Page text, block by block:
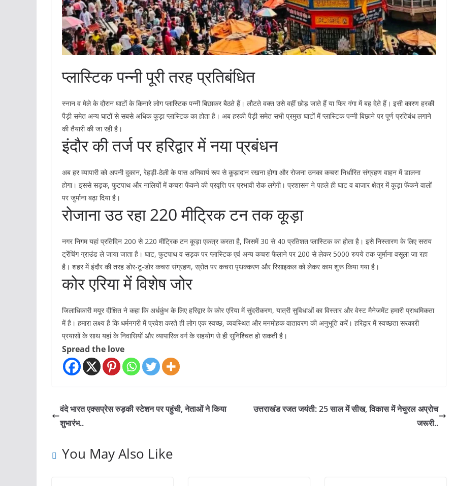
प्लास्टिक पन्नी पूरी तरह प्रतिबंधित
स्नान व मेले के दौरान घाटों के किनारे लोग प्लास्टिक पन्नी बिछाकर बैठते हैं। लौटते वक्त उसे वहीं छोड़ जाते हैं या फिर गंगा में बह देते हैं। इसी कारण हरकी
पैड़ी समेत अन्य घाटों से सबसे अधिक कूड़ा प्लास्टिक का होता है। अब हरकी पैड़ी समेत सभी प्रमुख घाटों में प्लास्टिक पन्नी बिछाने पर पूर्ण प्रतिबंध लगाने
की तैयारी की जा रही है।
इंदौर की तर्ज पर हरिद्वार में नया प्रबंधन
अब हर व्यापारी को अपनी दुकान, रेहड़ी-ठेली के पास अनिवार्य रूप से कूड़ादान रखना होगा और रोजना उनका कचरा निर्धारित संग्रहण वाहन में डालना
होगा। इससे सड़क, फुटपाथ और नालियों में कचरा फेंकने की प्रवृत्ति पर प्रभावी रोक लगेगी। प्रशासन ने पहले ही घाट व बाजार क्षेत्र में कूड़ा फेंकने वालों
पर जुर्माना बढ़ा दिया है।
रोजाना उठ रहा 220 मीट्रिक टन तक कूड़ा
नगर निगम यहां प्रतिदिन 200 से 220 मीट्रिक टन कूड़ा एकत्र करता है, जिसमें 30 से 40 प्रतिशत प्लास्टिक का होता है। इसे निस्तारण के लिए सराय
ट्रेंचिंग ग्राउंड ले जाया जाता है। घाट, फुटपाथ व सड़क पर प्लास्टिक एवं अन्य कचरा फैलाने पर 200 से लेकर 5000 रुपये तक जुर्माना वसूला जा रहा
है। शहर में इंदौर की तरह डोर-टू-डोर कचरा संग्रहण, स्रोत पर कचरा पृथक्करण और रिसाइकल को लेकर काम शुरू किया गया है।
कोर एरिया में विशेष जोर
जिलाधिकारी मयूर दीक्षित ने कहा कि अर्धकुंभ के लिए हरिद्वार के कोर एरिया में सुंदरीकरण, यात्री सुविधाओं का विस्तार और वेस्ट मैनेजमेंट हमारी प्राथमिकता
में है। हमारा लक्ष्य है कि धर्मनगरी में प्रवेश करते ही लोग एक स्वच्छ, व्यवस्थित और मनमोहक वातावरण की अनुभूति करें। हरिद्वार में स्वच्छता सरकारी
प्रयासों के साथ यहां के निवासियों और व्यापारिक वर्ग के सहयोग से ही सुनिश्चित हो सकती है।
Spread the love
वंदे भारत एक्सप्रेस रुड़की स्टेशन पर पहुंची, नेताओं ने किया
शुभारंभ..
उत्तराखंड रजत जयंती: 25 साल में सीख, विकास में नेचुरल अप्रोच
जरूरी..
You May Also Like